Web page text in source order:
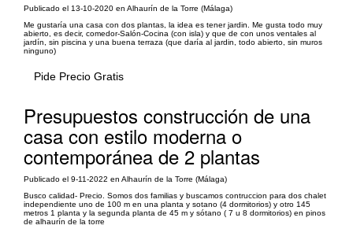
Publicado el 13-10-2020 en Alhaurín de la Torre (Málaga)
Me gustaría una casa con dos plantas, la idea es tener jardin. Me gusta todo muy
abierto, es decir, comedor-Salón-Cocina (con isla) y que de con unos ventales al
jardín, sin piscina y una buena terraza (que daría al jardin, todo abierto, sin muros
ninguno)
Pide Precio Gratis
Presupuestos construcción de una
casa con estilo moderna o
contemporánea de 2 plantas
Publicado el 9-11-2022 en Alhaurín de la Torre (Málaga)
Busco calidad- Precio. Somos dos familias y buscamos contruccion para dos chalet
independiente uno de 100 m en una planta y sotano (4 dormitorios) y otro 145
metros 1 planta y la segunda planta de 45 m y sótano ( 7 u 8 dormitorios) en pinos
de alhaurín de la torre